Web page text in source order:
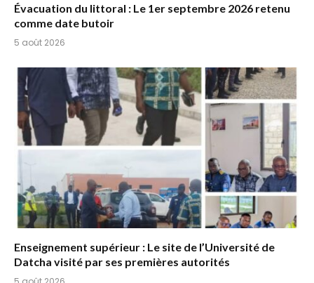
Évacuation du littoral : Le 1er septembre 2026 retenu
comme date butoir
5 août 2026
Enseignement supérieur : Le site de l’Université de
Datcha visité par ses premières autorités